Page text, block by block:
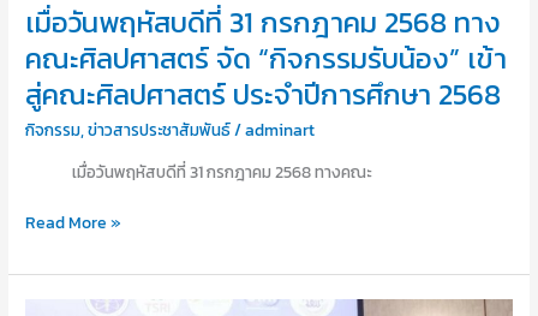
เมื่อวันพฤหัสบดีที่ 31 กรกฎาคม 2568 ทาง
คณะศิลปศาสตร์ จัด “กิจกรรมรับน้อง” เข้า
สู่คณะศิลปศาสตร์ ประจำปีการศึกษา 2568
กิจกรรม,ข่าวสารประชาสัมพันธ์/adminart
เมื่อวันพฤหัสบดีที่ 31 กรกฎาคม 2568 ทางคณะ
สู่
คณะ
ศิลปศาสตร์
ประจำ
ปี
Read More »